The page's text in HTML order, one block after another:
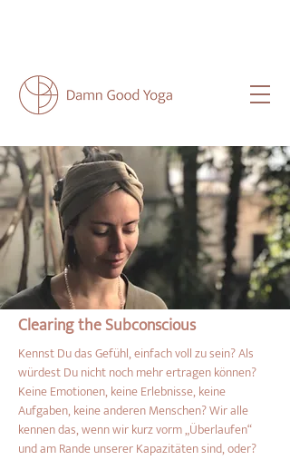
Clearing the Subconscious
Kennst Du das Gefühl, einfach voll zu sein? Als
würdest Du nicht noch mehr ertragen können?
Keine Emotionen, keine Erlebnisse, keine
Aufgaben, keine anderen Menschen? Wir alle
kennen das, wenn wir kurz vorm „Überlaufen“
und am Rande unserer Kapazitäten sind, oder?